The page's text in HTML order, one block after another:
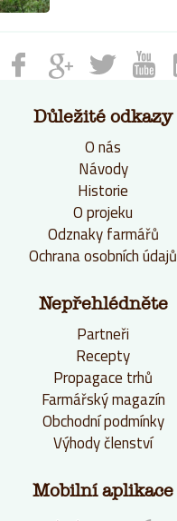
Důležité odkazy
O nás
Návody
Historie
O projeku
Odznaky farmářů
Ochrana osobních údajů
Nepřehlédněte
Partneři
Recepty
Propagace trhů
Farmářský magazín
Obchodní podmínky
Výhody členství
Mobilní aplikace